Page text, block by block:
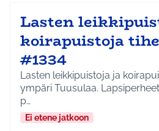
Lasten
koirapuistoja
#1334
Lasten leikkipuistoja ja
ympäri Tuusulaa.
p…
Ei etene jatkoon